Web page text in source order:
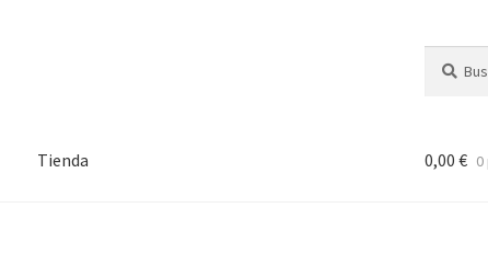
por:
Tienda 0,00 €